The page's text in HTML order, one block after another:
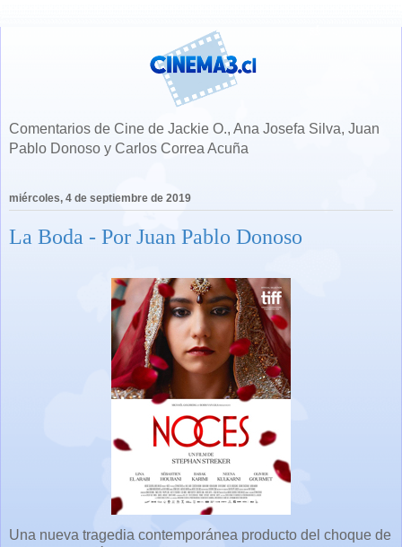
Comentarios de Cine de Jackie O., Ana Josefa Silva, Juan
Pablo Donoso y Carlos Correa Acuña
miércoles, 4 de septiembre de 2019
La Boda - Por Juan Pablo Donoso
Una nueva tragedia contemporánea producto del choque de